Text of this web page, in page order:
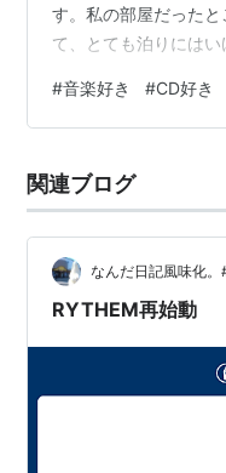
す。私の部屋だった
て、とても泊りには
は需要のかなり少なく
くことのできる少し
楽が流れていました。
しらの音が鳴ってい
#音楽好き #CD好き
関連ブログ
なんだ日記風味化。
RYTHEM再始動